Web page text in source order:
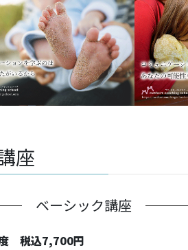
座
ベーシック講座
税込7,700円